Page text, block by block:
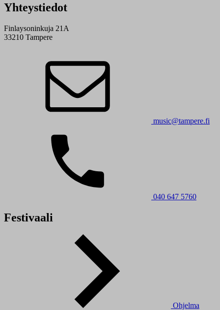
Yhteystiedot
Finlaysoninkuja 21A
33210 Tampere
music@tampere.fi
040 647 5760
Festivaali
Ohjelma